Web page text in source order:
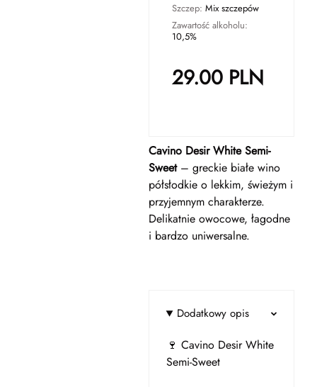
Szczep: Mix szczepów
Zawartość alkoholu:
10,5%
29.00PLN
Cavino Desir White Semi-
Sweet– greckie białe wino
półsłodkie o lekkim, świeżym i
przyjemnym charakterze.
Delikatnie owocowe, łagodne
i bardzo uniwersalne.
Dodatkowy opis
🍷 Cavino Desir White
Semi-Sweet